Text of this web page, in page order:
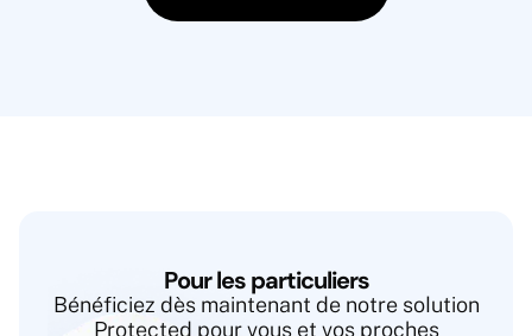
Pour les particuliers
Bénéficiez dès maintenant de notre solution
Protected pour vous et vos proches